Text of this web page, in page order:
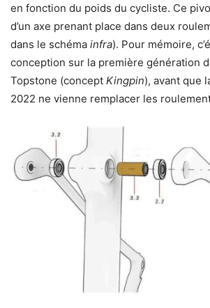
en fonction du poids du cycliste. Ce
d’un axe prenant place dans deux
dans le schéma infra). Pour mémoire,
conception sur la première génération
Topstone (concept Kingpin), avant que
2022 ne vienne remplacer les